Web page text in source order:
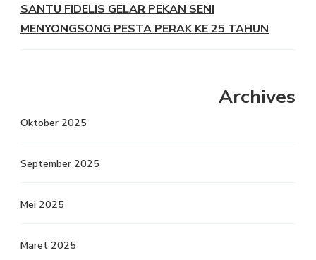
SANTU FIDELIS GELAR PEKAN SENI
MENYONGSONG PESTA PERAK KE 25 TAHUN
Archives
Oktober 2025
September 2025
Mei 2025
Maret 2025